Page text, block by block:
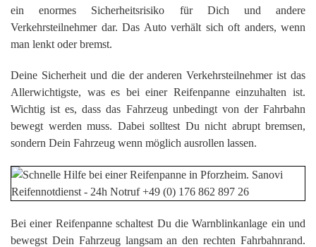
ein enormes Sicherheitsrisiko für Dich und andere
Verkehrsteilnehmer dar. Das Auto verhält sich oft anders, wenn
man lenkt oder bremst.
Deine Sicherheit und die der anderen Verkehrsteilnehmer ist das
Allerwichtigste, was es bei einer Reifenpanne einzuhalten ist.
Wichtig ist es, dass das Fahrzeug unbedingt von der Fahrbahn
bewegt werden muss. Dabei solltest Du nicht abrupt bremsen,
sondern Dein Fahrzeug wenn möglich ausrollen lassen.
Bei einer Reifenpanne schaltest Du die Warnblinkanlage ein und
bewegst Dein Fahrzeug langsam an den rechten Fahrbahnrand.